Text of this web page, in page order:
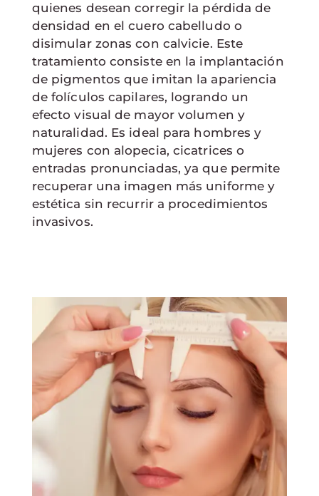
quienes desean corregir la pérdida de
densidad en el cuero cabelludo o
disimular zonas con calvicie. Este
tratamiento consiste en la implantación
de pigmentos que imitan la apariencia
de folículos capilares, logrando un
efecto visual de mayor volumen y
naturalidad. Es ideal para hombres y
mujeres con alopecia, cicatrices o
entradas pronunciadas, ya que permite
recuperar una imagen más uniforme y
estética sin recurrir a procedimientos
invasivos.